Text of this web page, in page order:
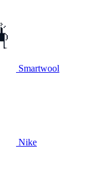
Smartwool
Nike